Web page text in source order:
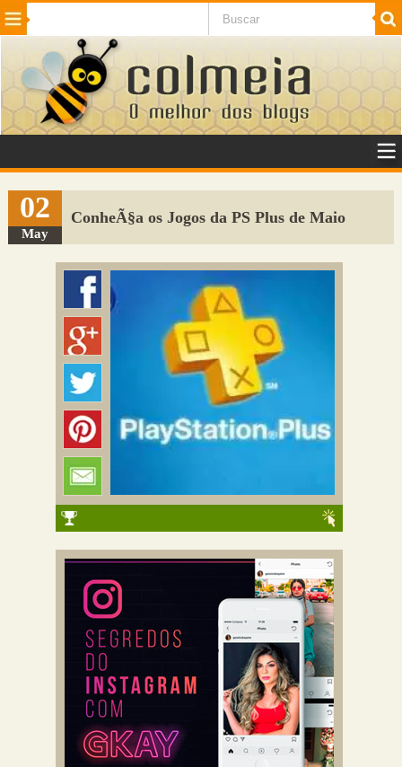
Beleza Cinema e TV
Internet Jogos NotÃ­cias SaÃºde
VeÃ­culos Adulto
Sugerir Link
Adicionar Blog
Colmeia Exchange
Perguntas Frequentes
02
May
ConheÃ§a os Jogos da PS Plus de Maio